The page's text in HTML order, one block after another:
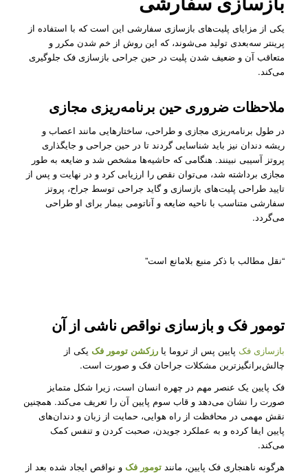
یکی از مزایای پلیت‌های بازسازی سفارشی این است که با استفاده از
پرینتر سه‌بعدی تولید می‌شوند، که این روش از خم شدن مکرر و
متعاقب آن و ضعیف شدن پلیت در حین جراحی بازسازی فک جلوگیری
می‌کند.
ملاحظات ضروری حین برنامه‌ریزی مجازی
در طول برنامه‌ریزی مجازی و طراحی، ساختارهایی مانند اعصاب و
ریشه دندان نیز باید شناسایی ‌گردند تا در حین جراحی و جایگذاری
پروتز آسیبی نبینند. هنگامی که حاشیه‌ها مشخص شد و ضایعه به طور
مجازی برداشته شد، می‌توان نقص را ارزیابی کرد و در نهایت و پس از
تایید طراحی پلیت‌های بازسازی و گاید جراحی توسط جراح، پروتز
سفارشی متناسب با ناحیه ضایعه و آناتومی بیمار برای او طراحی
می‌گردد.
“نقل مطالب با ذکر منبع بلامانع است”
تومور فک و بازسازی نواقص ناشی از آن
بازسازی فک پایین پس از تروما یا رزکشن تومور فکیکی از
چالش‌برانگیزترین مشکلات جراحان فک و صورت است.
فک پایین یک عنصر مهم در چهره انسان است، زیرا شکل متمایز
صورت را نشان می‌دهد و قاب سوم پایین آن را تعریف می‌کند. همچنین
نقش مهمی در محافظت از راه هوایی، حمایت از زبان و دندان‌های
پایین ایفا کرده و به عملکرد جویدن، صحبت کردن و تنفس کمک
می‌کند.
هرگونه ناهنجاری فک پایین، مانند تومور فکو نواقص ایجاد شده بعد از